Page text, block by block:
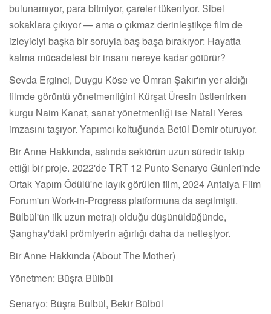
bulunamıyor, para bitmiyor, çareler tükeniyor. Sibel
sokaklara çıkıyor — ama o çıkmaz derinleştikçe film de
izleyiciyi başka bir soruyla baş başa bırakıyor: Hayatta
kalma mücadelesi bir insanı nereye kadar götürür?
Sevda Erginci, Duygu Köse ve Ümran Şakır'ın yer aldığı
filmde görüntü yönetmenliğini Kürşat Üresin üstlenirken
kurgu Naim Kanat, sanat yönetmenliği ise Natali Yeres
imzasını taşıyor. Yapımcı koltuğunda Betül Demir oturuyor.
Bir Anne Hakkında, aslında sektörün uzun süredir takip
ettiği bir proje. 2022'de TRT 12 Punto Senaryo Günleri'nde
Ortak Yapım Ödülü'ne layık görülen film, 2024 Antalya Film
Forum'un Work-in-Progress platformuna da seçilmişti.
Bülbül'ün ilk uzun metrajı olduğu düşünüldüğünde,
Şanghay'daki prömiyerin ağırlığı daha da netleşiyor.
Bir Anne Hakkında (About The Mother)
Yönetmen: Büşra Bülbül
Senaryo: Büşra Bülbül, Bekir Bülbül